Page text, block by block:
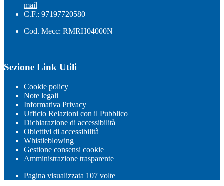
mail
C.F.: 97197720580
Cod. Mecc: RMRH04000N
Sezione Link Utili
Cookie policy
Note legali
Informativa Privacy
Ufficio Relazioni con il Pubblico
Dichiarazione di accessibilità
Obiettivi di accessibilità
Whistleblowing
Gestione consensi cookie
Amministrazione trasparente
Pagina visualizzata 107 volte